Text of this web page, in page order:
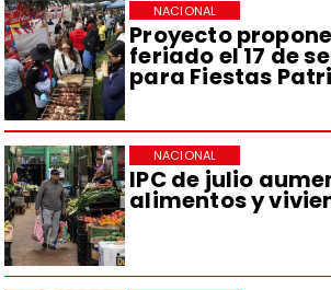
Proyecto
feriado el 17 de
para Fiestas
NACIONAL
IPC de julio
alimentos y
NACIONAL